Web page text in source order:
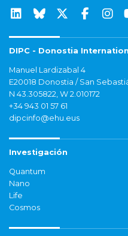
DIPC - Donostia
Manuel Lardizabal 4
E20018 Donostia / San
N 43.305822, W 2.010172
+34 943 01 57 61
dipcinfo@ehu.eus
Investigación
Quantum
Nano
Life
Cosmos